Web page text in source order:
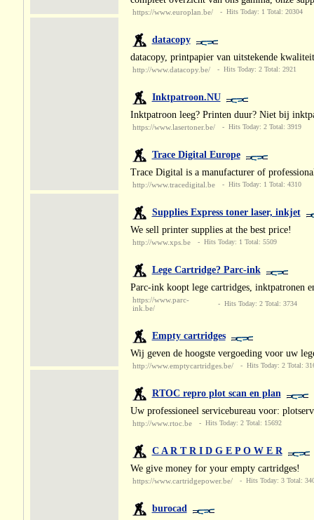
https://www.europlan.be/ - Hits Today: 1 Total: 20304
datacopy
datacopy, printpapier van uitstekende
http://www.datacopy.be/ - Hits Today: 2 Total: 2921
Inktpatroon.NU
Inktpatroon leeg? Printen duur? Niet bij
https://www.lasertoner.be/ - Hits Today: 2 Total: 3919
Trace Digital Europe
Trace Digital is a manufacturer of
http://www.tracedigital.be - Hits Today: 1 Total: 4310
Supplies Express toner laser, inkjet
We sell printer supplies at the best price!
http://www.xps.be - Hits Today: 1 Total: 5509
Lege Cartridge? Parc-ink
Parc-ink koopt lege cartridges, inktpatronen
https://www.parc-
ink.be/
- Hits Today: 2 Total: 3734
Empty cartridges
Wij geven de hoogste vergoeding voor uw
http://www.emptycartridges.be/ - Hits Today: 2 Total:
RTOC repro plot scan en plan
Uw professioneel servicebureau voor:
http://www.rtoc.be - Hits Today: 2 Total: 15692
C A R T R I D G E P O W E R
We give money for your empty cartridges!
https://www.cartridgepower.be/ - Hits Today: 3 Total:
burocad